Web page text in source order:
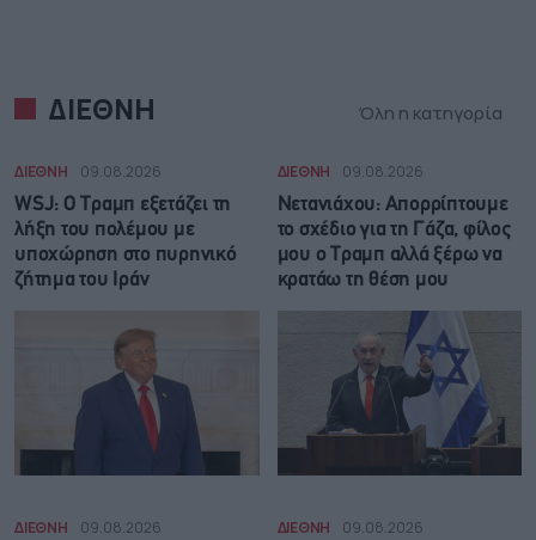
ΔΙΕΘΝΗ Όλη η κατηγορία
ΔΙΕΘΝΗ 09.08.2026
WSJ: Ο Τραμπ εξετάζει τη
λήξη του πολέμου με
υποχώρηση στο πυρηνικό
ζήτημα του Ιράν
ΔΙΕΘΝΗ 09.08.2026
Νετανιάχου: Απορρίπτουμε
το σχέδιο για τη Γάζα, φίλος
μου ο Τραμπ αλλά ξέρω να
κρατάω τη θέση μου
ΔΙΕΘΝΗ 09.08.2026 ΔΙΕΘΝΗ 09.08.2026